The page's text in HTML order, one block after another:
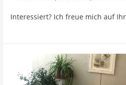
Interessiert? Ich freue mich auf